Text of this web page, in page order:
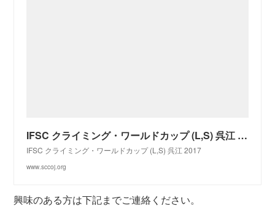
IFSC クライミング・ワールドカップ (L,S) 呉江 2017 - 日本スポーツクライミングカウンシル
IFSC クライミング・ワールドカップ (L,S) 呉江 2017
www.sccoj.org
興味のある方は下記までご連絡ください。